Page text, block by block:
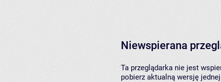
Niewspierana
Ta przeglądarka nie jest
pobierz aktualną wersję